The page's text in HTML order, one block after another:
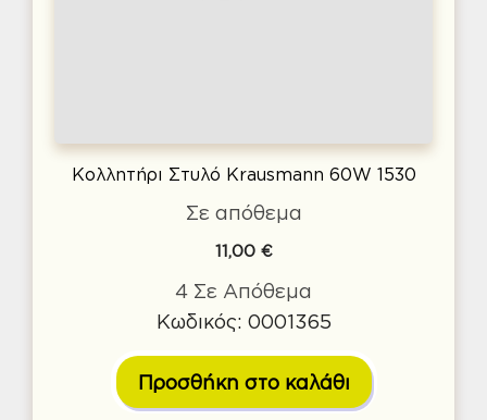
Κολλητήρι Στυλό Krausmann 60W 1530
Σε απόθεμα
11,00 €
4 Σε Απόθεμα
Κωδικός: 0001365
Προσθήκη στο καλάθι